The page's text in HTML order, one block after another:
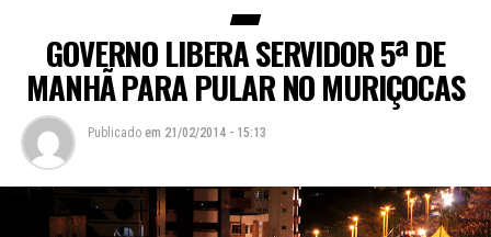
GOVERNO LIBERA SERVIDOR 5ª DE
MANHÃ PARA PULAR NO MURIÇOCAS
Publicado em 21/02/2014 - 15:13